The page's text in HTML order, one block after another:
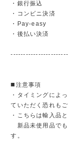
・銀行振込
・コンビニ決済
・Pay-easy
・後払い決済
◼️注意事項
・タイミングによ
ていただく恐れも
・こちらは輸入品
新品未使用品でも
す。